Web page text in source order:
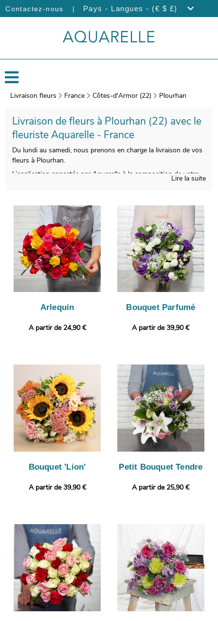
Contactez-nous | Pays - Langues - (€ $ £)
Livraison fleurs France Côtes-d'Armor (22) Plourhan
Livraison de fleurs à Plourhan (22) avec le
fleuriste Aquarelle - France
Du lundi au samedi, nous prenons en charge la livraison de vos
fleurs à Plourhan.
L’application apportée par Aquarelle à la composition de votre
procèdera ensuite au conditionnement de vos fleurs, et une
photo de votre commande sera prise, après avoir utilisé un vase
de transport pour qu’il garde sa beauté durant la livraison.
L’objectif est de vous faire parvenir la image via votre boîte mail
afin de vous assurer de la conformité de votre bouquet de
fleurs. L’envoi sera ensuite pris en charge. Rendez votre
bouquet plus original encore en joignant gratuitement une
photo ou un message personnalisé.
Lire la suite
Arlequin
A partir de 24,90 €
Bouquet Parfumé
A partir de 39,90 €
Bouquet 'Lion'
A partir de 39,90 €
Petit Bouquet Tendre
A partir de 25,90 €